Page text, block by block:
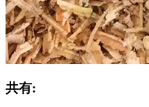
共有: